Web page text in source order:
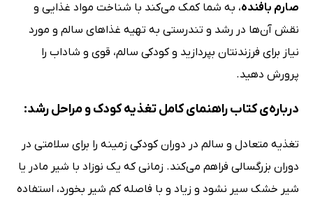
صارم بافنده، به شما کمک می‌کند با شناخت مواد غذایی و
نقش آن‌ها در رشد و تندرستی به تهیه غذاهای سالم و مورد
نیاز برای فرزندنتان بپردازید و کودکی سالم، قوی و شاداب را
پرورش دهید.
درباره‌ی کتاب راهنمای کامل تغذیه کودک و مراحل رشد:
تغذیه متعادل و سالم در دوران کودکی زمینه را برای سلامتی در
دوران بزرگسالی فراهم می‌کند. زمانی که یک نوزاد با شیر مادر یا
شیر خشک سیر نشود و زیاد و با فاصله کم شیر بخورد، استفاده